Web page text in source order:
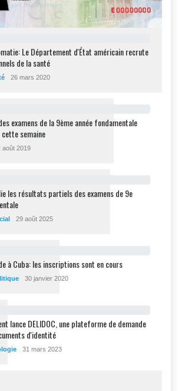
Le Département d'État américain recrute
de la santé
26 mars 2020
examens de la 9ème année fondamentale
semaine
août 2019
les résultats partiels des examens de 9e
29 août 2025
à Cuba: les inscriptions sont en cours
30 janvier 2020
lance DELIDOC, une plateforme de demande
d'identité
31 mars 2023